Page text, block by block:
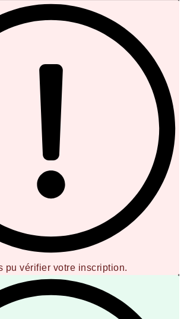
pu vérifier votre inscription.